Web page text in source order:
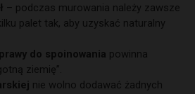
– podczas murowania należy zawsze
palet tak, aby uzyskać naturalny
do spoinowania powinna
ziemię”.
nie wolno dodawać żadnych